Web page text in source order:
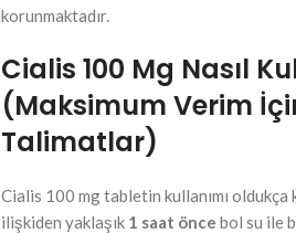
korunmaktadır.
Cialis 100 Mg Nasıl
(Maksimum Verim
Talimatlar)
Cialis 100 mg tabletin kullanımı oldukça
ilişkiden yaklaşık 1 saat önce bol su ile